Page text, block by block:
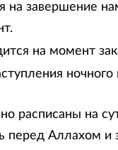
завершение
на момент
ночного
расписаны на
перед Аллахом